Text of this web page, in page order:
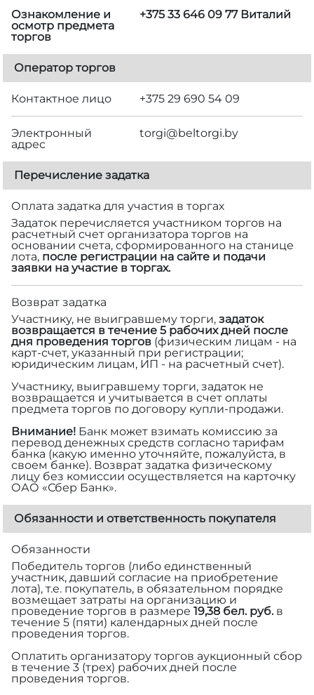
Ознакомление и
осмотр предмета
торгов
+375 33 646 09 77 Виталий
Оператор торгов
Контактное лицо +375 29 690 54 09
Электронный
адрес
torgi@beltorgi.by
Перечисление задатка
Оплата задатка для участия в торгах
Задаток перечисляется участником торгов на
расчетный счет организатора торгов на
основании счета, сформированного на станице
лота, после регистрации на сайте и подачи
заявки на участие в торгах.
Возврат задатка
Участнику, не выигравшему торги, задаток
возвращается в течение 5 рабочих дней после
дня проведения торгов (физическим лицам - на
карт-счет, указанный при регистрации;
юридическим лицам, ИП - на расчетный счет).
Участнику, выигравшему торги, задаток не
возвращается и учитывается в счет оплаты
предмета торгов по договору купли-продажи.
Внимание! Банк может взимать комиссию за
перевод денежных средств согласно тарифам
банка (какую именно уточняйте, пожалуйста, в
своем банке). Возврат задатка физическому
лицу без комиссии осуществляется на карточку
ОАО «Сбер Банк».
Обязанности и ответственность покупателя
Обязанности
Победитель торгов (либо единственный
участник, давший согласие на приобретение
лота), т.е. покупатель, в обязательном порядке
возмещает затраты на организацию и
проведение торгов в размере 19,38 бел. руб.в
течение 5 (пяти) календарных дней после
проведения торгов.
Оплатить организатору торгов аукционный сбор
в течение 3 (трех) рабочих дней после
проведения торгов.